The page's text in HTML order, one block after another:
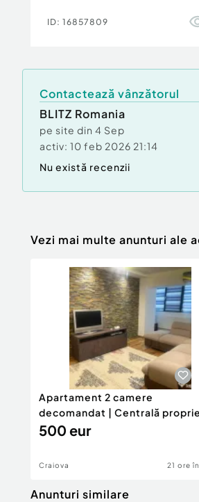
ID: 16857809
Contactează vânzătorul
BLITZ Romania
pe site din 4 Sep
activ: 10 feb 2026 21:14
Nu există recenzii
Vezi mai multe anunturi ale
Apartament 2 camere
decomandat | Centrală
60 mp |
500 eur
Craiova 21 ore
Anunturi similare